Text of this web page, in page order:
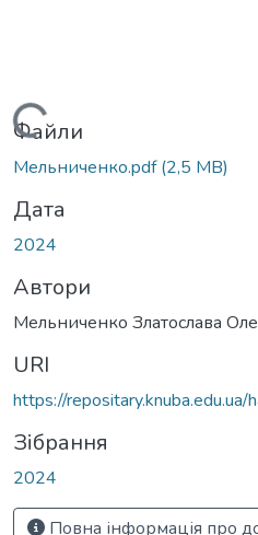
Вантажиться...
Файли
Мельниченко.pdf(2,5 MB)
Дата
2024
Автори
Мельниченко Златослава
URI
https://
Зібрання
2024
Повна інформація про